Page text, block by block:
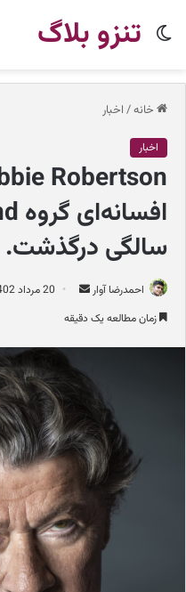
تنزو بلاگ
تغییر
خانه/ اخبار
اخبار
سالگی درگذشت.
احمدرضا آوار
ل
ا
ی
ل
20 مرداد 1402
زمان مطالعه یک دقیقه